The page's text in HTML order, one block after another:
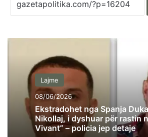
Lajme
08/06/2026
Ekstradohet nga Spanja
Nikollaj, i dyshuar për rastin
Vivant” – policia jep detaje